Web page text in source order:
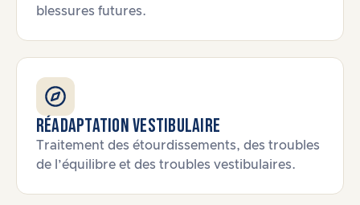
blessures futures.
Réadaptation vestibulaire
Traitement des étourdissements, des troubles
de l’équilibre et des troubles vestibulaires.